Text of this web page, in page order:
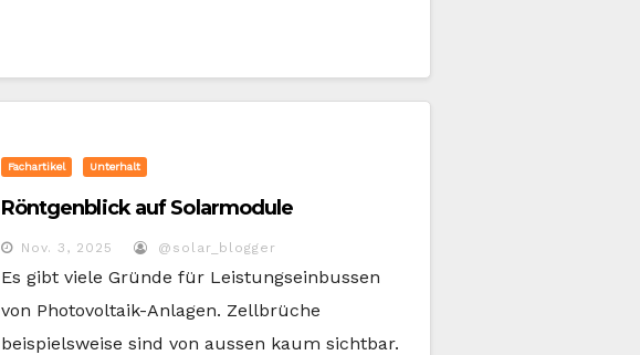
Fachartikel Unterhalt
Röntgenblick auf Solarmodule
Nov. 3, 2025 @solar_blogger
Es gibt viele Gründe für Leistungseinbussen
von Photovoltaik-Anlagen. Zellbrüche
beispielsweise sind von aussen kaum sichtbar.